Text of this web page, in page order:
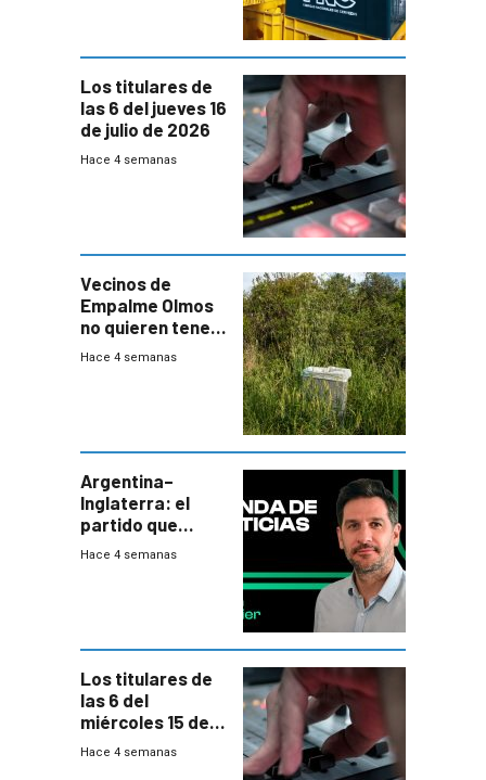
Los titulares de
las 6 del jueves 16
de julio de 2026
Hace 4 semanas
Vecinos de
Empalme Olmos
no quieren tener
cerca una planta
departamental
Hace 4 semanas
Argentina–
Inglaterra: el
partido que
nunca termina
Hace 4 semanas
Los titulares de
las 6 del
miércoles 15 de
julio de 2026
Hace 4 semanas